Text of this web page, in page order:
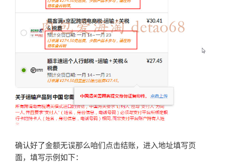
确认好了金额无误那么咱们点击结账，进入地址填写页
面，填写示例如下：